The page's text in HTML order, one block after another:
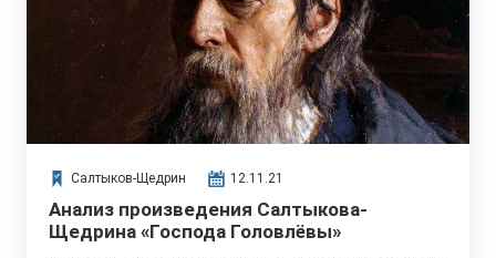
Салтыков-Щедрин 12.11.21
Анализ произведения Салтыкова-
Щедрина «Господа Головлёвы»